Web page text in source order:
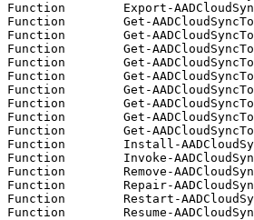
Function        Export-
Function        Get-
Function        Get-
Function        Get-
Function        Get-
Function        Get-
Function        Get-
Function        Get-
Function        Get-
Function        Get-
Function        Install-
Function        Invoke-
Function        Remove-
Function        Repair-
Function        Restart-
Function        Resume-